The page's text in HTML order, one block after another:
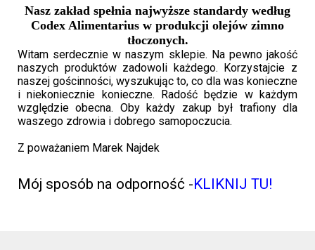
Nasz zakład spełnia najwyższe standardy według
Codex Alimentarius w produkcji olejów zimno
tłoczonych.
Witam serdecznie w naszym sklepie. Na pewno jakość
naszych produktów zadowoli każdego. Korzystajcie z
naszej gościnności, wyszukując to, co dla was konieczne
i niekoniecznie konieczne. Radość będzie w każdym
względzie obecna. Oby każdy zakup był trafiony dla
waszego zdrowia i dobrego samopoczucia.
Z poważaniem Marek Najdek
Mój sposób na odporność -KLIKNIJ TU!
SZUKAJ